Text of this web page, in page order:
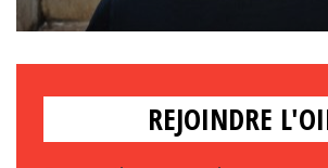
REJOINDRE